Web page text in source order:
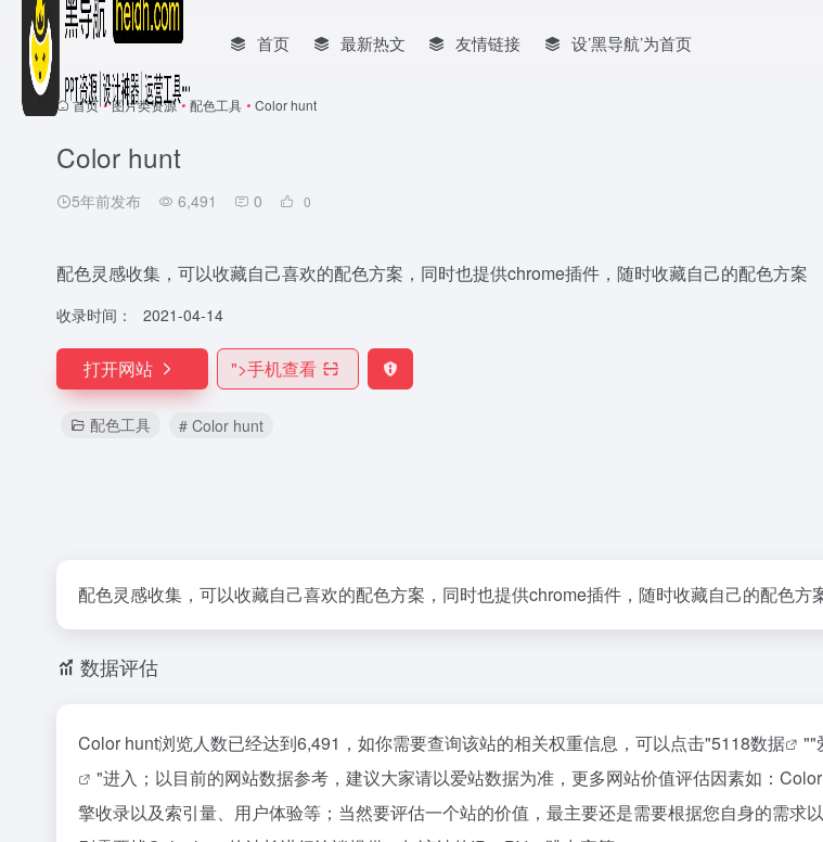
首页 最新热文 友情链接 设’黑导航’为首页
首页 • 图片类资源 • 配色工具 • Color hunt
Color hunt
5年前发布 6,491 0 0
配色灵感收集，可以收藏自己喜欢的配色方案，同时也提供chrome插件，随时收藏自己的配色方案
收录时间： 2021-04-14
打开网站 ">手机查看
配色工具 # Color hunt
配色灵感收集，可以收藏自己喜欢的配色方案，同时也提供chrome插件，随时收藏自己的配色方
数据评估
Color hunt浏览人数已经达到6,491，如你需要查询该站的相关权重信息，可以点击"5118数据 ""
"进入；以目前的网站数据参考，建议大家请以爱站数据为准，更多网站价值评估因素如：
擎收录以及索引量、用户体验等；当然要评估一个站的价值，最主要还是需要根据您自身的需求